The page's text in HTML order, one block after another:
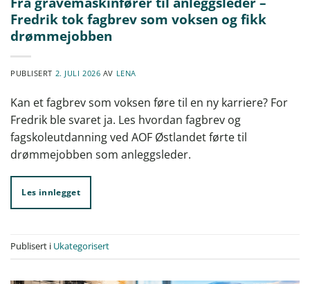
Fredrik tok fagbrev som voksen og fikk
drømmejobben
PUBLISERT 2. JULI 2026 AV LENA
Kan et fagbrev som voksen føre til en ny karriere? For
Fredrik ble svaret ja. Les hvordan fagbrev og
fagskoleutdanning ved AOF Østlandet førte til
drømmejobben som anleggsleder.
Les innlegget
Publisert i Ukategorisert